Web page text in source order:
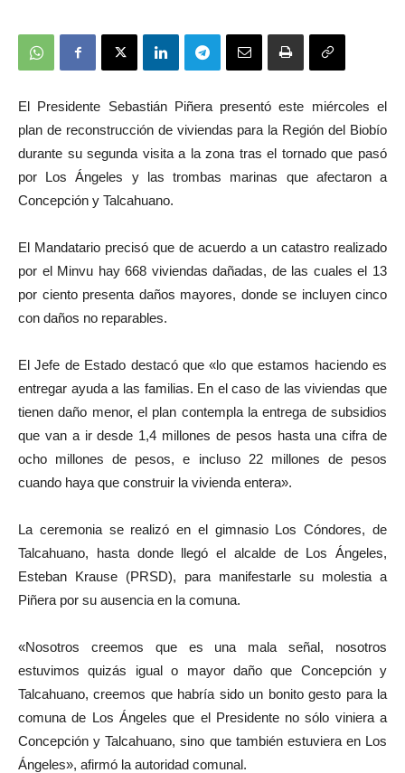
El Presidente Sebastián Piñera presentó este miércoles el
plan de reconstrucción de viviendas para la Región del Biobío
durante su segunda visita a la zona tras el tornado que pasó
por Los Ángeles y las trombas marinas que afectaron a
Concepción y Talcahuano.
El Mandatario precisó que de acuerdo a un catastro realizado
por el Minvu hay 668 viviendas dañadas, de las cuales el 13
por ciento presenta daños mayores, donde se incluyen cinco
con daños no reparables.
El Jefe de Estado destacó que «lo que estamos haciendo es
entregar ayuda a las familias. En el caso de las viviendas que
tienen daño menor, el plan contempla la entrega de subsidios
que van a ir desde 1,4 millones de pesos hasta una cifra de
ocho millones de pesos, e incluso 22 millones de pesos
cuando haya que construir la vivienda entera».
La ceremonia se realizó en el gimnasio Los Cóndores, de
Talcahuano, hasta donde llegó el alcalde de Los Ángeles,
Esteban Krause (PRSD), para manifestarle su molestia a
Piñera por su ausencia en la comuna.
«Nosotros creemos que es una mala señal, nosotros
estuvimos quizás igual o mayor daño que Concepción y
Talcahuano, creemos que habría sido un bonito gesto para la
comuna de Los Ángeles que el Presidente no sólo viniera a
Concepción y Talcahuano, sino que también estuviera en Los
Ángeles», afirmó la autoridad comunal.